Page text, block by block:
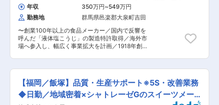
定・人員の確認、加工進捗状況の把握 「今日は何
を、どれだけ、どの順番で」の段取りが成果に直
結します。 ◇8:30〜：現場での指揮業務開始 ス
タッフと一緒に現場に立ち、品質や進捗を見なが
ら声かけ・サポートを行います ◇12:00〜：休憩
◇13:00〜：業務再開 加工状況を見つつ、合間に
は業者や他部署との打ち合わせも行います。
◇16：30〜日報の確認 翌日の準備と共に確認し
信販売事業 自社サイトや楽天市場などのモールに
ショップを展開しています。 強固な物流システム
により、蟹を主軸にした海産物や食肉など多彩な
オペレーター（食品・香料・飼料）
年収 350万円~549万円
勤務地
群馬県邑楽郡大泉町吉田
〜創業100年以上の食品メーカー／国内で反響を
呼んだ「液体塩こうじ」の製造特許取得／海外市
場へ参入し、幅広く事業拡大を計画／1918年創業
CM「おみ〜そならハナマルキ」でお馴染みの老
舗食品メーカーにて製造技術職を募集します。 み
そ、即席みそ汁共に成長していることに加え、液
体塩こうじという新しい調味料の売上も伸びてお
ります。このような生産量の増大と今後大利根工
【福岡／飯塚】品質・生産サポート※5S・改善業務
◆日勤／地域密着×シャトレーゼGのスイーツメー